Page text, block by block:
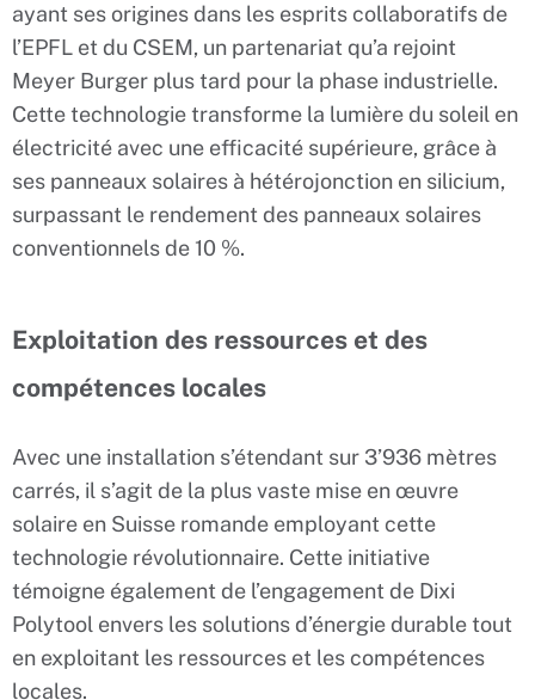
ayant ses origines dans les esprits collaboratifs de
l’EPFL et du CSEM, un partenariat qu’a rejoint
Meyer Burger plus tard pour la phase industrielle.
Cette technologie transforme la lumière du soleil en
électricité avec une efficacité supérieure, grâce à
ses panneaux solaires à hétérojonction en silicium,
surpassant le rendement des panneaux solaires
conventionnels de 10 %.
Exploitation des ressources et des
compétences locales
Avec une installation s’étendant sur 3’936 mètres
carrés, il s’agit de la plus vaste mise en œuvre
solaire en Suisse romande employant cette
technologie révolutionnaire. Cette initiative
témoigne également de l’engagement de Dixi
Polytool envers les solutions d’énergie durable tout
en exploitant les ressources et les compétences
locales.